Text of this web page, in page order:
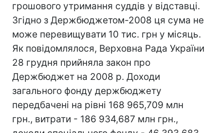
грошового утримання суддів у відставці.
Згідно з Держбюджетом-2008 ця сума не
може перевищувати 10 тис. грн у місяць.
Як повідомлялося, Верховна Рада України
28 грудня прийняла закон про
Держбюджет на 2008 р. Доходи
загального фонду держбюджету
передбачені на рівні 168 965,709 млн
грн., витрати - 186 934,687 млн грн.,